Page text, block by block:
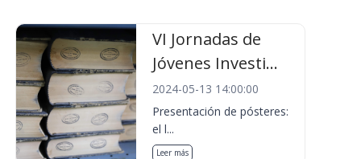
VI Jornadas de
Jóvenes Investi...
2024-05-13 14:00:00
Presentación de pósteres:
el l...
Leer más